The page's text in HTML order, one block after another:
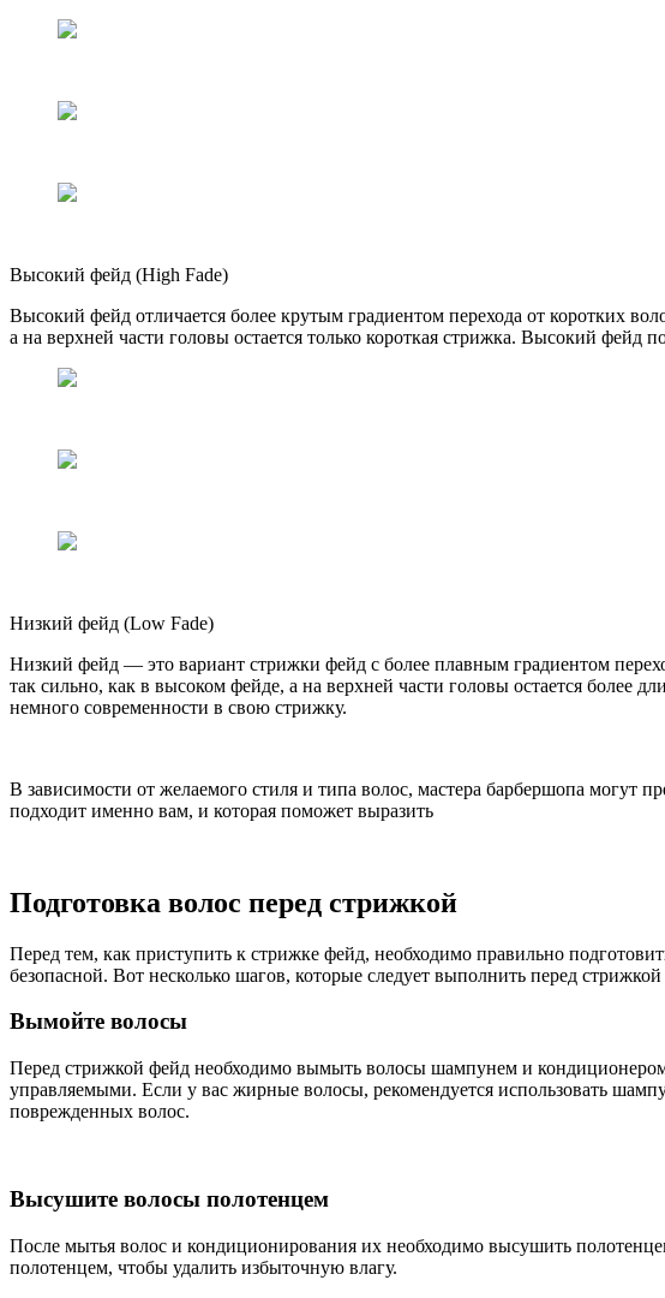
Высокий фейд (High Fade)
Высокий фейд отличается более крутым градиентом перехода от коротких
а на верхней части головы остается только короткая стрижка. Высокий фейд
Низкий фейд (Low Fade)
Низкий фейд — это вариант стрижки фейд с более плавным градиентом
так сильно, как в высоком фейде, а на верхней части головы остается более
немного современности в свою стрижку.
В зависимости от желаемого стиля и типа волос, мастера барбершопа могут
подходит именно вам, и которая поможет выразить
Подготовка волос перед стрижкой
Перед тем, как приступить к стрижке фейд, необходимо правильно
безопасной. Вот несколько шагов, которые следует выполнить перед
Вымойте волосы
Перед стрижкой фейд необходимо вымыть волосы шампунем и
управляемыми. Если у вас жирные волосы, рекомендуется использовать
поврежденных волос.
Высушите волосы полотенцем
После мытья волос и кондиционирования их необходимо высушить
полотенцем, чтобы удалить избыточную влагу.